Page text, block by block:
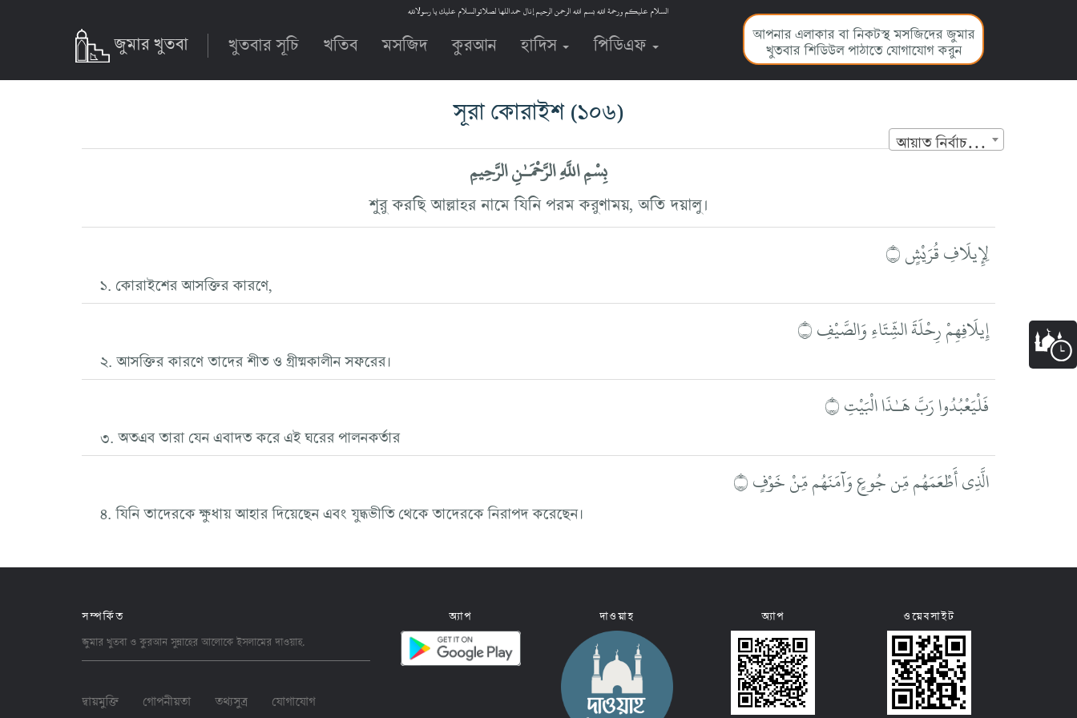
السلام عليكم ورحمة الله بسم الله الرحمن الرحيم إنال حمداللها لصلاتوالسلام عليك يا رسولالله
জুমার খুতবা খুতবার সূচি খতিব মসজিদ কুরআন হাদিস পিডিএফ
আপনার এলাকার বা নিকটস্থ মসজিদের জুমার
খুতবার শিডিউল পাঠাতে যোগাযোগ করুন
সূরা কোরাইশ (১০৬)
আয়াত নির্বাচন করুন
بِسْمِ اللَّهِ الرَّحْمَـٰنِ الرَّحِيمِ
শুরু করছি আল্লাহর নামে যিনি পরম করুণাময়, অতি দয়ালু।
لِإِيلَافِ قُرَيْشٍ ۝
১. কোরাইশের আসক্তির কারণে,
إِيلَافِهِمْ رِحْلَةَ الشِّتَاءِ وَالصَّيْفِ ۝
২. আসক্তির কারণে তাদের শীত ও গ্রীষ্মকালীন সফরের।
فَلْيَعْبُدُوا رَبَّ هَـٰذَا الْبَيْتِ ۝
৩. অতএব তারা যেন এবাদত করে এই ঘরের পালনকর্তার
الَّذِي أَطْعَمَهُم مِّن جُوعٍ وَآمَنَهُم مِّنْ خَوْفٍ ۝
৪. যিনি তাদেরকে ক্ষুধায় আহার দিয়েছেন এবং যুদ্ধভীতি থেকে তাদেরকে নিরাপদ করেছেন।
সম্পর্কিত
জুমার খুতবা ও কুরআন সুন্নাহের আলোকে ইসলামের দাওয়াহ.
দ্বায়মুক্তি গোপনীয়তা তথ্যসুত্র যোগাযোগ
অ্যাপ দাওয়াহ অ্যাপ ওয়েবসাইট